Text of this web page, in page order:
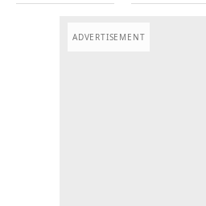
ADVERTISEMENT